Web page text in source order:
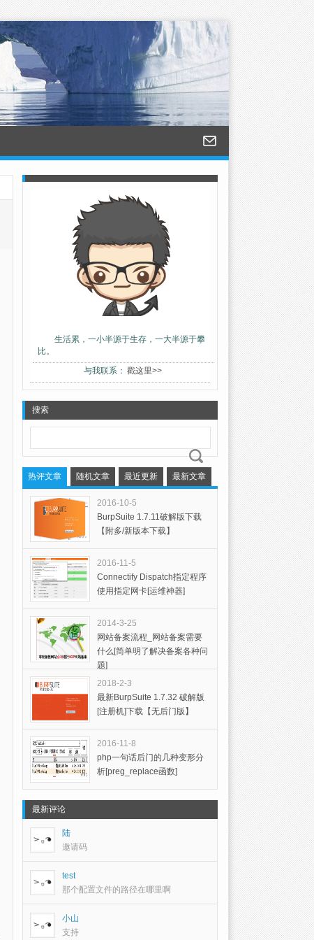
生活累，一小半源于生存，一大半源于攀
比。
与我联系： 戳这里>>
搜索
热评文章 随机文章 最近更新 最新文章
2016-10-5
BurpSuite 1.7.11破解版下载
【附多/新版本下载】
2016-11-5
Connectify Dispatch指定程序
使用指定网卡[运维神器]
2014-3-25
网站备案流程_网站备案需要
什么[简单明了解决备案各种问
题]
2018-2-3
最新BurpSuite 1.7.32 破解版
[注册机]下载【无后门版】
2016-11-8
php一句话后门的几种变形分
析[preg_replace函数]
最新评论
陆
邀请码
test
那个配置文件的路径在哪里啊
小山
支持